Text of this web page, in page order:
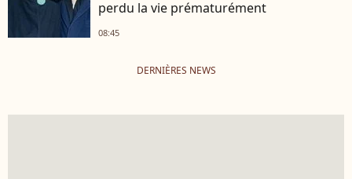
perdu la vie prématurément
08:45
DERNIÈRES NEWS